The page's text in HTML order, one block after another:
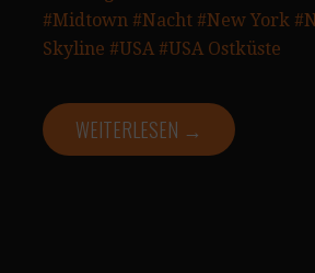
#Midtown #Nacht #New York
Skyline #USA #USA Ostküste
WEITERLESEN →